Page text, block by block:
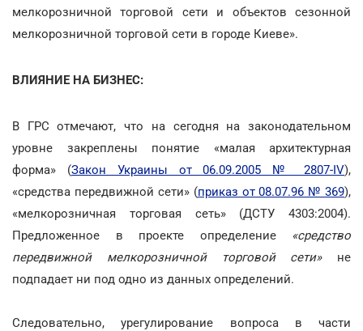
мелкорозничной торговой сети и объектов сезонной
мелкорозничной торговой сети в городе Киеве».
ВЛИЯНИЕ НА БИЗНЕС:
В ГРС отмечают, что на сегодня на законодательном
уровне закреплены понятие «малая архитектурная
форма» (Закон Украины от 06.09.2005 № 2807-IV),
«средства передвижной сети» (приказ от 08.07.96 № 369),
«мелкорозничная торговая сеть» (ДСТУ 4303:2004).
Предложенное в проекте определение
«средство
передвижной мелкорозничной торговой сети» не
подпадает ни под одно из данных определений.
Следовательно, урегулирование вопроса в части